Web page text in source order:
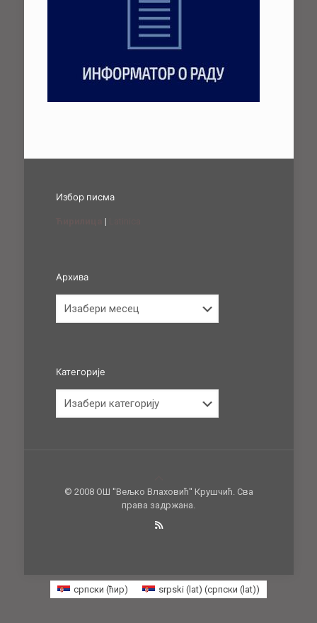
Избор писма
|
Архива
Категорије
© 2008 ОШ ''Вељко Влаховић'' Крушчић. Сва
права задржана.
српски (ћир) srpski (lat) (српски (lat))